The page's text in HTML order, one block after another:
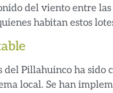
del viento entre
habitan estos
del Pillahuinco ha
local. Se han